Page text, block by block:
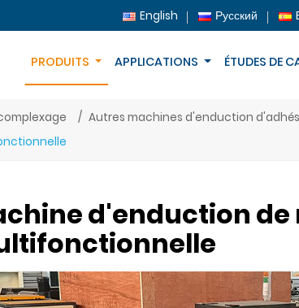
English Русский
PRODUITS APPLICATIONS ÉTUDES DE
Autres machines d'enduction
d'enduction